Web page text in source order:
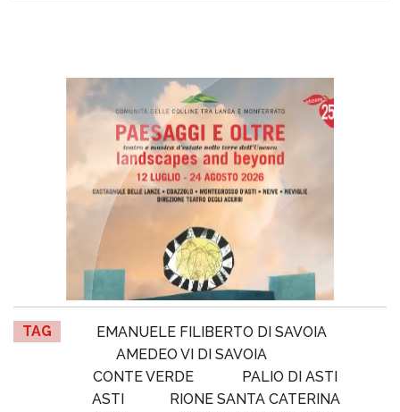
TAG
EMANUELE FILIBERTO DI SAVOIA
AMEDEO VI DI SAVOIA
CONTE VERDE
PALIO DI ASTI
ASTI
RIONE SANTA CATERINA